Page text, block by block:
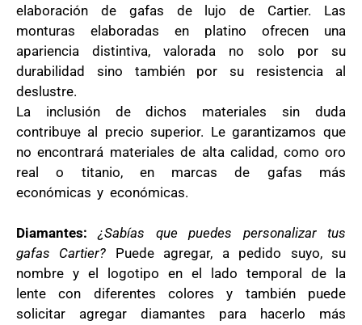
elaboración de gafas de lujo de Cartier. Las
monturas elaboradas en platino ofrecen una
apariencia distintiva, valorada no solo por su
durabilidad sino también por su resistencia al
deslustre.
La inclusión de dichos materiales sin duda
contribuye al precio superior. Le garantizamos que
no encontrará materiales de alta calidad, como oro
real o titanio, en marcas de gafas más
económicas y económicas.
Diamantes:
¿Sabías que puedes personalizar tus
gafas Cartier? Puede agregar, a pedido suyo, su
nombre y el logotipo en el lado temporal de la
lente con diferentes colores y también puede
solicitar agregar diamantes para hacerlo más